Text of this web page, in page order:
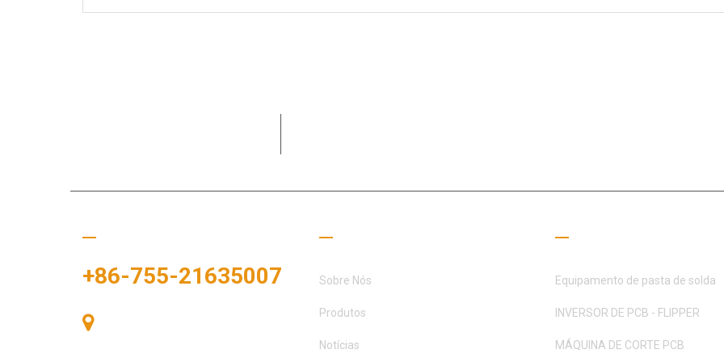
+86-755-21635007 Sobre Nós
Produtos
Notícias
Equipamento de pasta de solda
INVERSOR DE PCB - FLIPPER
MÁQUINA DE CORTE PCB